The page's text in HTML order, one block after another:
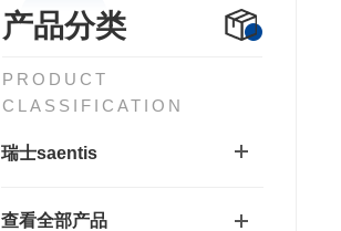
产品分类
PRODUCT
CLASSIFICATION
瑞士saentis
查看全部产品